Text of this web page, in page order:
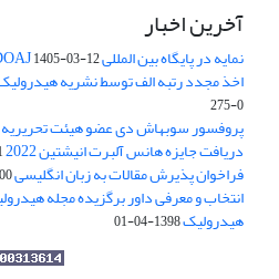
آخرین اخبار
نمایه در پایگاه بین المللی DOAJ1405-03-12
اخذ مجدد رتبه الف توسط نشریه هیدرولیک
0-275
پروفسور سوبهاش دی عضو هیئت تحریریه
دریافت جایزه هانس آلبرت انیشتین 2022
فراخوان پذیرش مقالات به زبان انگلیسی30
انتخاب و معرفی داور برگزیده مجله
هیدرولیک1398-04-01